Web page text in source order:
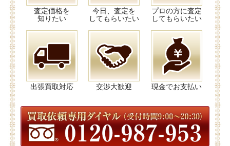
査定価格を
知りたい
今日、査定を
してもらいたい
プロの方に査定
してもらいたい
出張買取対応 交渉大歓迎 現金でお支払い